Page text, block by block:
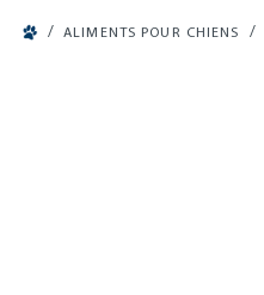
/ ALIMENTS POUR CHIENS /